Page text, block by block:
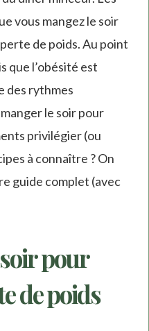
vous mangez le soir
de poids. Au point
que l’obésité est
des rythmes
le soir pour
privilégier (ou
à connaître ? On
guide complet (avec
pour
de poids